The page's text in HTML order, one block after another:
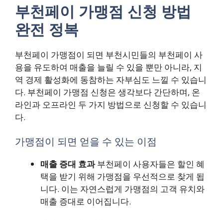
부천페이 가맹점 신청 방법
완전 정복
부천페이 가맹점이 되면 부천시민들의 부천페이 사
용을 유도하여 매출을 늘릴 수 있을 뿐만 아니라, 지
역 경제 활성화에 동참하는 자부심도 느낄 수 있습니
다. 부천페이 가맹점 신청은 생각보다 간단하며, 온
라인과 오프라인 두 가지 방법으로 신청할 수 있습니
다.
가맹점이 되면 얻을 수 있는 이점
매출 증대 효과부천페이 사용자들은 할인 혜
택을 받기 위해 가맹점을 우선적으로 찾게 됩
니다. 이는 자연스럽게 가맹점의 고객 유치와
매출 증대로 이어집니다.